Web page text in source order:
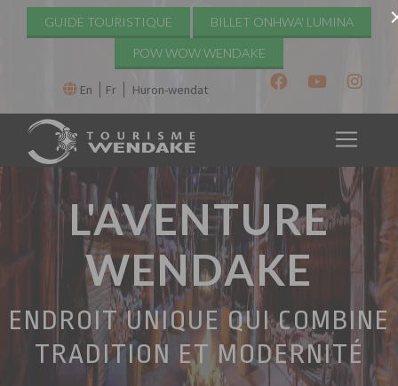
GUIDE TOURISTIQUE BILLET ONHWA' LUMINA
POW WOW WENDAKE
En Fr Huron-wendat
L'AVENTURE
WENDAKE
ENDROIT UNIQUE QUI COMBINE
TRADITION ET MODERNITÉ